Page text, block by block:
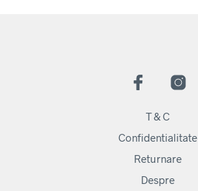
T & C
Confidentialitate
Returnare
Despre